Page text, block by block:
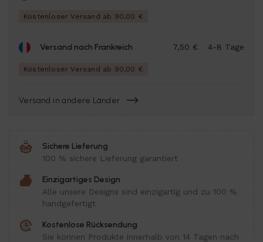
Kostenloser Versand ab 90,00 €
Versand nach Frankreich 4-8 Tage
7,50 €
Kostenloser Versand ab 90,00 €
Versand in andere Länder
Sichere Lieferung
100 % sichere Lieferung garantiert
Einzigartiges Design
Alle unsere Designs sind einzigartig und zu 100 %
handgefertigt
Kostenlose Rücksendung
Sie können Produkte innerhalb von 14 Tagen nach